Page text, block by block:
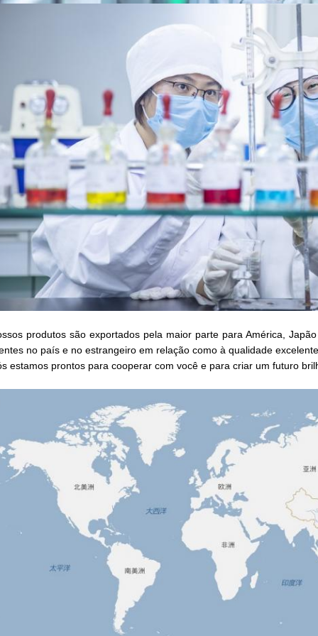
produtos são exportados pela maior parte para América,
no país e no estrangeiro em relação como à qualidade
estamos prontos para cooperar com você e para criar um futuro